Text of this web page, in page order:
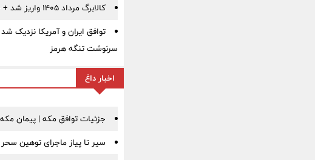
کالابرگ مرداد ۱۴۰۵ واریز شد + جدول زمان و مبلغ کالابرگ
توافق ایران و آمریکا نزدیک
سرنوشت تنگه هرمز
اخبار داغ
جزئیات توافق مکه | پیمان مکه
سیر تا پیاز ماجرای توهین